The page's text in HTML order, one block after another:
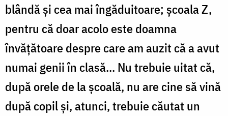
blândă și cea mai îngăduitoare; școala Z,
pentru că doar acolo este doamna
învățătoare despre care am auzit că a avut
numai genii în clasă... Nu trebuie uitat că,
după orele de la școală, nu are cine să vină
după copil și, atunci, trebuie căutat un